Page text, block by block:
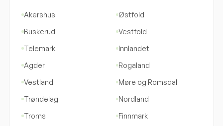
Akershus
Østfold
Buskerud
Vestfold
Telemark
Innlandet
Agder
Rogaland
Vestland
Møre og Romsdal
Trøndelag
Nordland
Troms
Finnmark